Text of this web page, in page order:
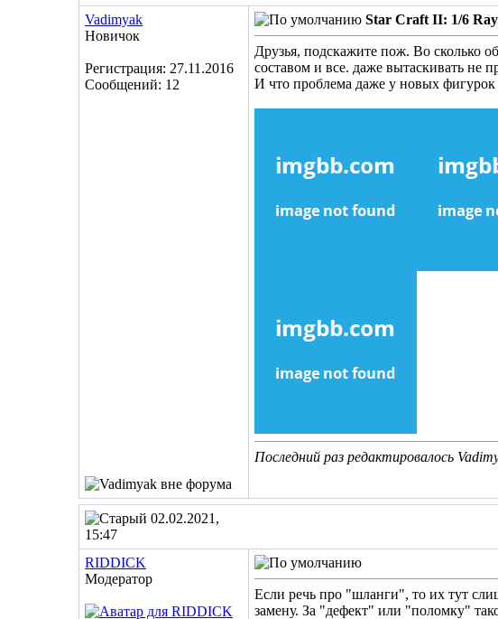
Vadimyak
Новичок
Регистрация: 27.11.2016
Сообщений: 12
Star Craft II: 1/6
Друзья, подскажите пож. Во сколько
составом и все. даже вытаскивать не
И что проблема даже у новых фигурок
Последний раз редактировалось
02.02.2021,
15:47
RIDDICK
Модератор
Если речь про "шланги", то их тут
замену. За "дефект" или "поломку"